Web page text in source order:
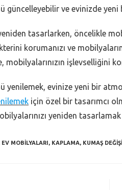
güncelleyebilir ve evinizde
tasarlarken, öncelikle
korumanızı ve
mobilyalarınızın işlevselliğini
yenilemek, evinize yeni bir
için özel bir tasarımcı
yeniden
EV MOBILYALARI , KAPLAMA, KUMAŞ